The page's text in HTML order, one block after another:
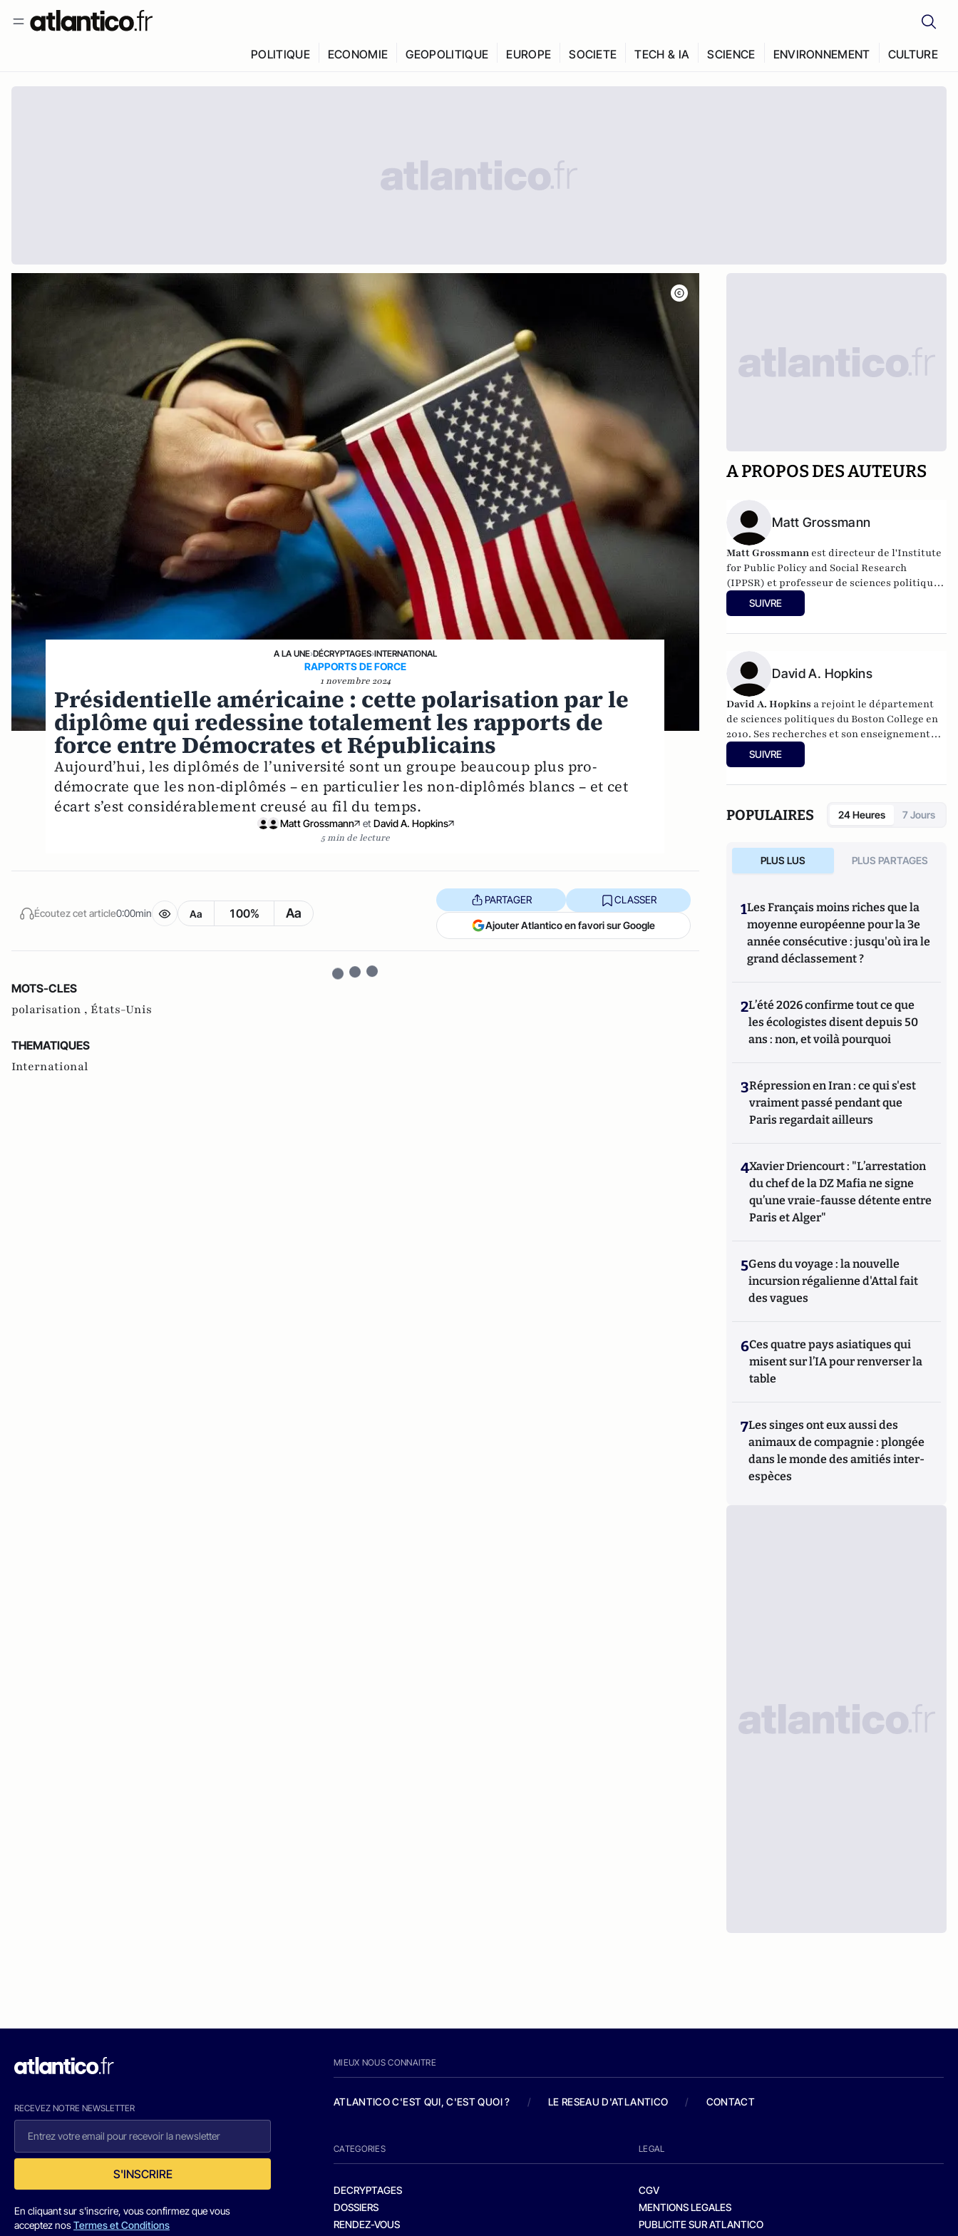
POLITIQUE ECONOMIE GEOPOLITIQUE EUROPE SOCIETE TECH & IA SCIENCE ENVIRONNEMENT CULTURE
A LA UNE›DÉCRYPTAGES›INTERNATIONAL
RAPPORTS DE FORCE
1 novembre 2024
Présidentielle américaine : cette polarisation par le
diplôme qui redessine totalement les rapports de
force entre Démocrates et Républicains
Aujourd’hui, les diplômés de l’université sont un groupe beaucoup plus pro-
démocrate que les non-diplômés – en particulier les non-diplômés blancs – et cet
écart s’est considérablement creusé au fil du temps.
Matt Grossmann et David A. Hopkins
5 min de lecture
Écoutez cet article0:00min Aa 100% Aa
PARTAGER CLASSER
Ajouter Atlantico en favori sur Google
MOTS-CLES
polarisation , États-Unis
THEMATIQUES
International
A PROPOS DES AUTEURS
Matt Grossmann
Matt Grossmann est directeur de l'Institute
for Public Policy and Social Research
(IPPSR) et professeur de sciences politiques
à la Michigan State University.
SUIVRE
David A. Hopkins
David A. Hopkins a rejoint le département
de sciences politiques du Boston College en
2010. Ses recherches et son enseignement
portent sur les partis politiques et les
élections américaines, le Congrès américain,
méthodes de recherche.
SUIVRE
POPULAIRES 24 Heures 7 Jours
PLUS LUS PLUS PARTAGES
1Les Français moins riches que la
moyenne européenne pour la 3e
année consécutive : jusqu'où ira le
grand déclassement ?
2L’été 2026 confirme tout ce que
les écologistes disent depuis 50
ans : non, et voilà pourquoi
3Répression en Iran : ce qui s'est
vraiment passé pendant que
Paris regardait ailleurs
4Xavier Driencourt : "L’arrestation
du chef de la DZ Mafia ne signe
qu’une vraie-fausse détente entre
Paris et Alger"
5Gens du voyage : la nouvelle
incursion régalienne d'Attal fait
des vagues
6Ces quatre pays asiatiques qui
misent sur l’IA pour renverser la
table
7Les singes ont eux aussi des
animaux de compagnie : plongée
dans le monde des amitiés inter-
espèces
RECEVEZ NOTRE NEWSLETTER
S'INSCRIRE
En cliquant sur s'inscrire, vous confirmez que vous
acceptez nosTermes et Conditions
MIEUX NOUS CONNAITRE
ATLANTICO C'EST QUI, C'EST QUOI ? / LE RESEAU D'ATLANTICO / CONTACT
CATEGORIES
DECRYPTAGES
DOSSIERS
RENDEZ-VOUS
LEGAL
CGV
MENTIONS LEGALES
PUBLICITE SUR ATLANTICO